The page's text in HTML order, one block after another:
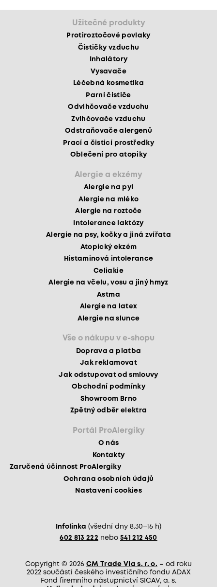
Užitečné produkty
Protiroztočové povlaky
Čističky vzduchu
Inhalátory
Vysavače
Léčebná kosmetika
Parní čističe
Odvlhčovače vzduchu
Zvlhčovače vzduchu
Odstraňovače alergenů
Prací a čisticí prostředky
Oblečení pro atopiky
Alergie a ekzémy
Alergie na pyl
Alergie na mléko
Alergie na roztoče
Intolerance laktózy
Alergie na psy, kočky a jiná zvířata
Atopický ekzém
Histaminová intolerance
Celiakie
Alergie na včelu, vosu a jiný hmyz
Astma
Alergie na latex
Alergie na slunce
Vše o nákupu v e-shopu
Doprava a platba
Jak reklamovat
Jak odstupovat od smlouvy
Obchodní podmínky
Showroom Brno
Zpětný odběr elektra
Portál ProAlergiky
O nás
Kontakty
Zaručená účinnost ProAlergiky
Ochrana osobních údajů
Nastavení cookies
Infolinka (všední dny 8.30–16 h)
602 813 222 nebo 541 212 450
Copyright © 2026 CM Trade Via s. r. o. – od roku
2022 součástí českého investičního fondu ADAX
Fond firemního nástupnictví SICAV, a. s.